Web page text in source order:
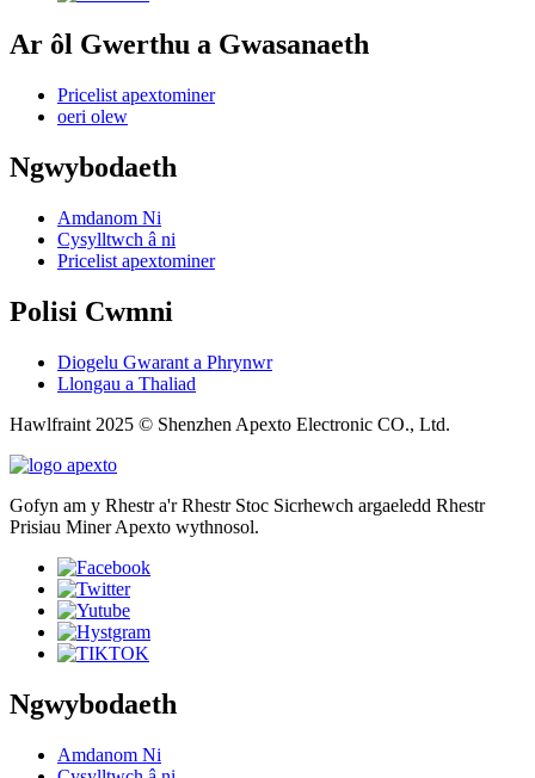
Ar ôl Gwerthu a Gwasanaeth
Pricelist apextominer
oeri olew
Ngwybodaeth
Amdanom Ni
Cysylltwch â ni
Pricelist apextominer
Polisi Cwmni
Diogelu Gwarant a Phrynwr
Llongau a Thaliad
Hawlfraint 2025 © Shenzhen Apexto Electronic CO., Ltd.
Gofyn am y Rhestr a'r Rhestr Stoc Sicrhewch argaeledd Rhestr
Prisiau Miner Apexto wythnosol.
Ngwybodaeth
Amdanom Ni